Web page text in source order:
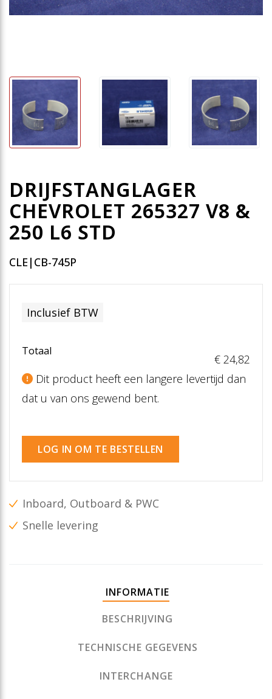
DRIJFSTANGLAGER
CHEVROLET 265327 V8 &
250 L6 STD
CLE|CB-745P
Inclusief BTW
Totaal
€ 24,82
Dit product heeft een langere levertijd dan
dat u van ons gewend bent.
LOG IN OM TE BESTELLEN
Inboard, Outboard & PWC
Snelle levering
INFORMATIE
BESCHRIJVING
TECHNISCHE GEGEVENS
INTERCHANGE